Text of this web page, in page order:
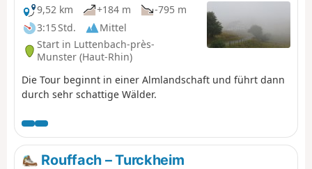
9,52 km
+184 m
-795 m
3:15 Std.
Mittel
Start in Luttenbach-près-
Munster (Haut-Rhin)
Die Tour beginnt in einer Almlandschaft und führt dann
durch sehr schattige Wälder.
Rouffach – Turckheim